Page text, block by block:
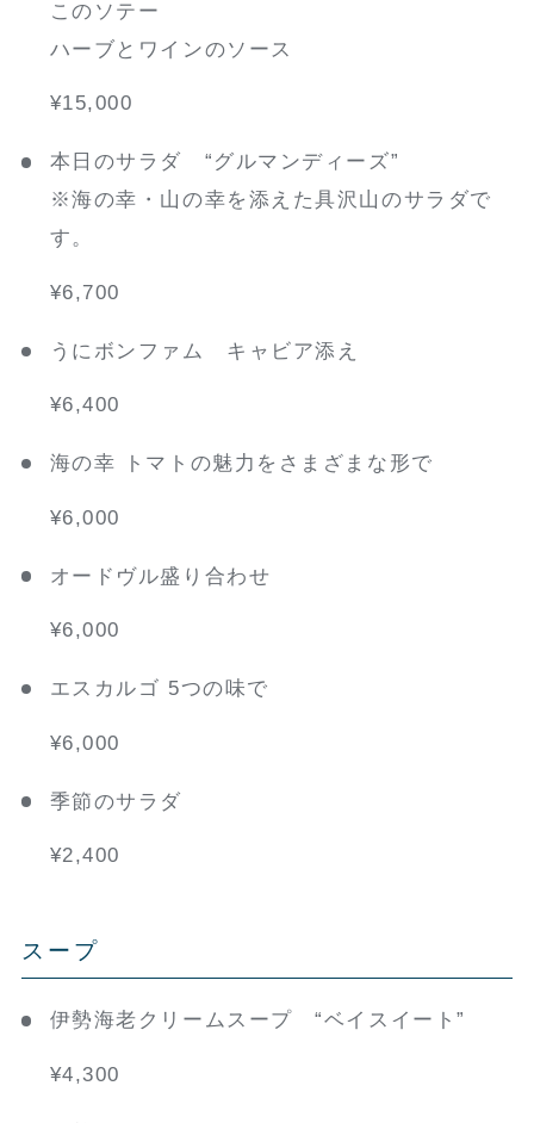
このソテー
ハーブとワインのソース
¥15,000
本日のサラダ “グルマンディーズ”
※海の幸・山の幸を添えた具沢山のサラダで
す。
¥6,700
うにボンファム キャビア添え
¥6,400
海の幸 トマトの魅力をさまざまな形で
¥6,000
オードヴル盛り合わせ
¥6,000
エスカルゴ 5つの味で
¥6,000
季節のサラダ
¥2,400
スープ
伊勢海老クリームスープ “ベイスイート”
¥4,300